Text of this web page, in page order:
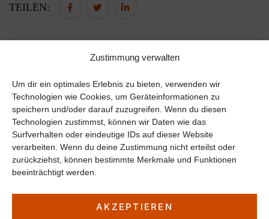
Zustimmung verwalten
Um dir ein optimales Erlebnis zu bieten, verwenden wir
Technologien wie Cookies, um Geräteinformationen zu
speichern und/oder darauf zuzugreifen. Wenn du diesen
Technologien zustimmst, können wir Daten wie das
Surfverhalten oder eindeutige IDs auf dieser Website
verarbeiten. Wenn du deine Zustimmung nicht erteilst oder
zurückziehst, können bestimmte Merkmale und Funktionen
beeinträchtigt werden.
AKZEPTIEREN
TEILEN:
Home
Doppelzimmer
Mäusezimmer
Hochzeitssuite
Standard Doppelzimmer
Kleines Doppelzimmer
Romantik Familienzimmer für 4 Personen
Einzelzimmer